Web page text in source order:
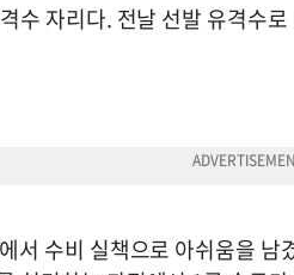
수 자리다. 전날 선발 유격수
서 수비 실책으로 아쉬움을